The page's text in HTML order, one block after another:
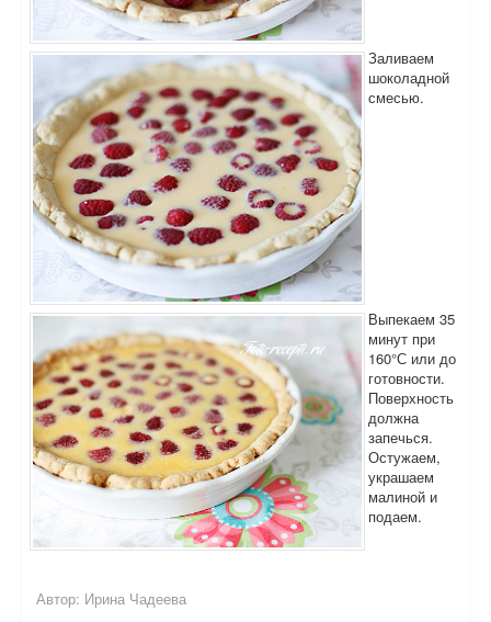
Заливаем
шоколадной
смесью.
Выпекаем 35
минут при
160°С или до
готовности.
Поверхность
должна
запечься.
Остужаем,
украшаем
малиной и
подаем.
Автор: Ирина Чадеева